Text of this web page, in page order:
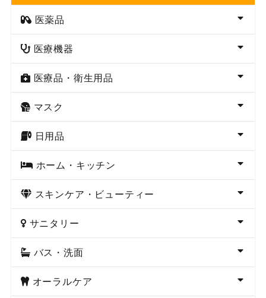
医薬品
医療機器
医療品・衛生用品
マスク
日用品
ホーム・キッチン
スキンケア・ビューティー
サニタリー
バス・洗面
オーラルケア